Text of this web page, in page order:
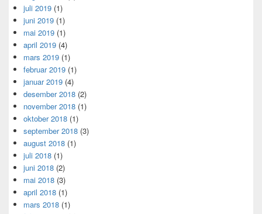
juli 2019 (1)
juni 2019 (1)
mai 2019 (1)
april 2019 (4)
mars 2019 (1)
februar 2019 (1)
januar 2019 (4)
desember 2018 (2)
november 2018 (1)
oktober 2018 (1)
september 2018 (3)
august 2018 (1)
juli 2018 (1)
juni 2018 (2)
mai 2018 (3)
april 2018 (1)
mars 2018 (1)